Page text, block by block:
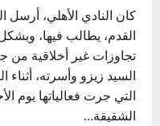
كان النادي الأهلي،
القدم، يطالب فيها،
تجاوزات غير أخلاقية من
السيد زيزو وأسرته، أثناء
التي جرت فعالياتها يوم
الشقيقة…